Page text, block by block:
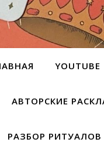
YOUTUBE
АВТОРСКИЕ
РАЗБОР РИТУАЛОВ